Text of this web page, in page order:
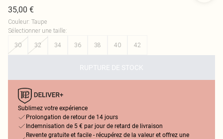
35,00 €
Couleur: Taupe
Sélectionner une taille:
30
32 34 36 38 40 42
RUPTURE DE STOCK
Sublimez votre expérience
Prolongation de retour de 14 jours
Indemnisation de 5 € par jour de retard de livraison
Revente gratuite et facile - récupérez de la valeur et offrez une